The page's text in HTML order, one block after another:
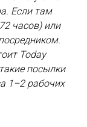
Если там
часов) или
Today
посылки
1–2 рабочих